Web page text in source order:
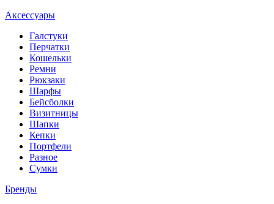
Аксессуары
Галстуки
Перчатки
Кошельки
Ремни
Рюкзаки
Шарфы
Бейсболки
Визитницы
Шапки
Кепки
Портфели
Разное
Сумки
Бренды